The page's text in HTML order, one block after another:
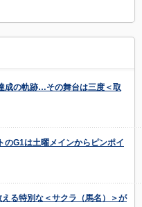
成の軌跡…その舞台は三度＜取
のG1は土曜メインからピンポイ
る特別な＜サクラ（馬名）＞が